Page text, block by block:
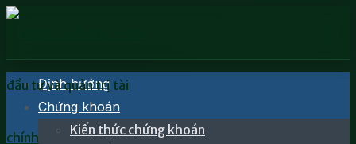
Định hướng
Chứng khoán
Kiến thức chứng khoán